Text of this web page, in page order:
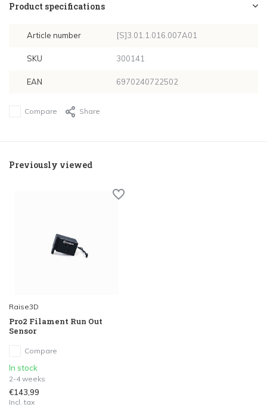
Product specifications
Article number [S]3.01.1.016.007A01
SKU 300141
EAN 6970240722502
Compare Share
Previously viewed
Raise3D
Pro2 Filament Run Out
Sensor
Compare
In stock
2-4 weeks
€143,99
Incl. tax